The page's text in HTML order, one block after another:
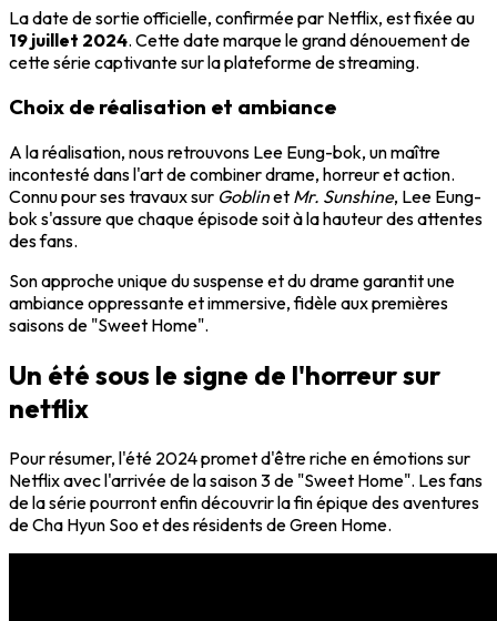
La date de sortie officielle, confirmée par Netflix, est fixée au
19 juillet 2024. Cette date marque le grand dénouement de
cette série captivante sur la plateforme de streaming.
Choix de réalisation et ambiance
A la réalisation, nous retrouvons Lee Eung-bok, un maître
incontesté dans l'art de combiner drame, horreur et action.
Connu pour ses travaux sur Goblinet Mr. Sunshine, Lee Eung-
bok s'assure que chaque épisode soit à la hauteur des attentes
des fans.
Son approche unique du suspense et du drame garantit une
ambiance oppressante et immersive, fidèle aux premières
saisons de "Sweet Home".
Un été sous le signe de l'horreur sur
netflix
Pour résumer, l'été 2024 promet d'être riche en émotions sur
Netflix avec l'arrivée de la saison 3 de "Sweet Home". Les fans
de la série pourront enfin découvrir la fin épique des aventures
de Cha Hyun Soo et des résidents de Green Home.